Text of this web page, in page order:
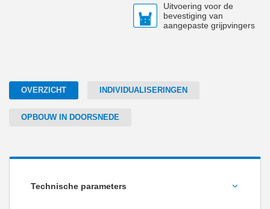
Uitvoering voor de
bevestiging van
aangepaste grijpvingers
OVERZICHT INDIVIDUALISERINGEN
OPBOUW IN DOORSNEDE
Technische parameters